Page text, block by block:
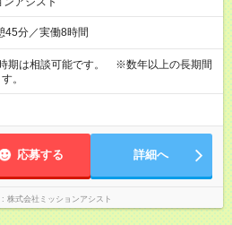
45分／実働8時間
は相談可能です。 ※数年以上の長期間
。
応募する 詳細へ
株式会社ミッションアシスト